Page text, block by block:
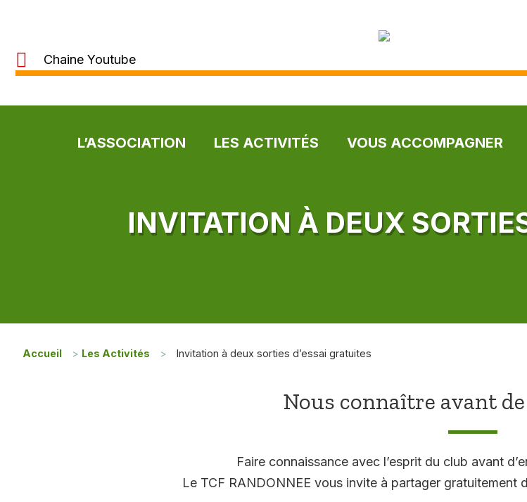
Chaine Youtube
L’ASSOCIATION LES ACTIVITÉS VOUS ACCOMPAGNER
INVITATION À DEUX
Accueil > Les Activités > Invitation à deux sorties d’essai gratuites
Nous connaître avant
Faire connaissance avec l’esprit du club avant
Le TCF RANDONNEE vous invite à partager gratuitement